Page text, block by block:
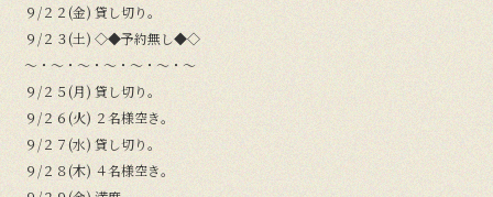
９/２２(金) 貸し切り。
９/２３(土) ◇◆予約無し◆◇
〜・〜・〜・〜・〜・〜・〜
９/２５(月) 貸し切り。
９/２６(火) ２名様空き。
９/２７(水) 貸し切り。
９/２８(木) ４名様空き。